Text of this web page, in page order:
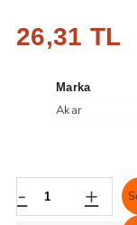
26,31 TL
Marka
Akar
- +